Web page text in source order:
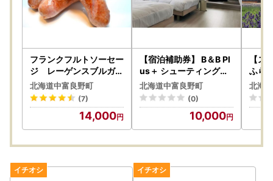
フランクフルトソーセー
ジ レーゲンスブルガー
【AM-012】
北海道中富良野町
(7)
14,000
【宿泊補助券】 B＆B Pl
us＋ シューティングス
ター（3000円分）【B
D-001】
北海道中富良野町
(0)
10,000
【ス
ふら
ーポ
【
北海